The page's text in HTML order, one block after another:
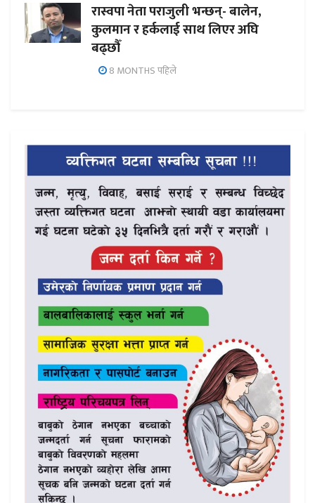
रास्वपा नेता पराजुली भन्छन्- बालेन,
कुलमान र हर्कलाई साथ लिएर अघि
बढ्छौँ
8 MONTHS पहिले